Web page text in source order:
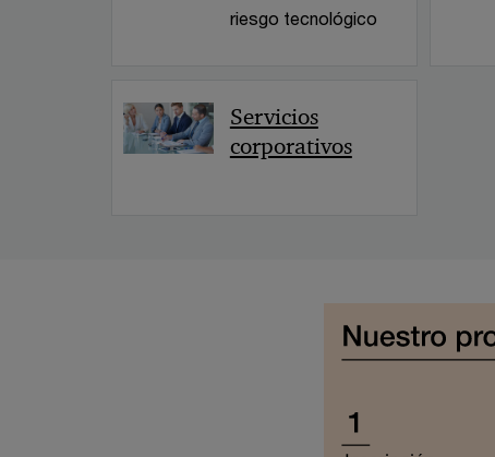
riesgo tecnológico
Servicios
corporativos